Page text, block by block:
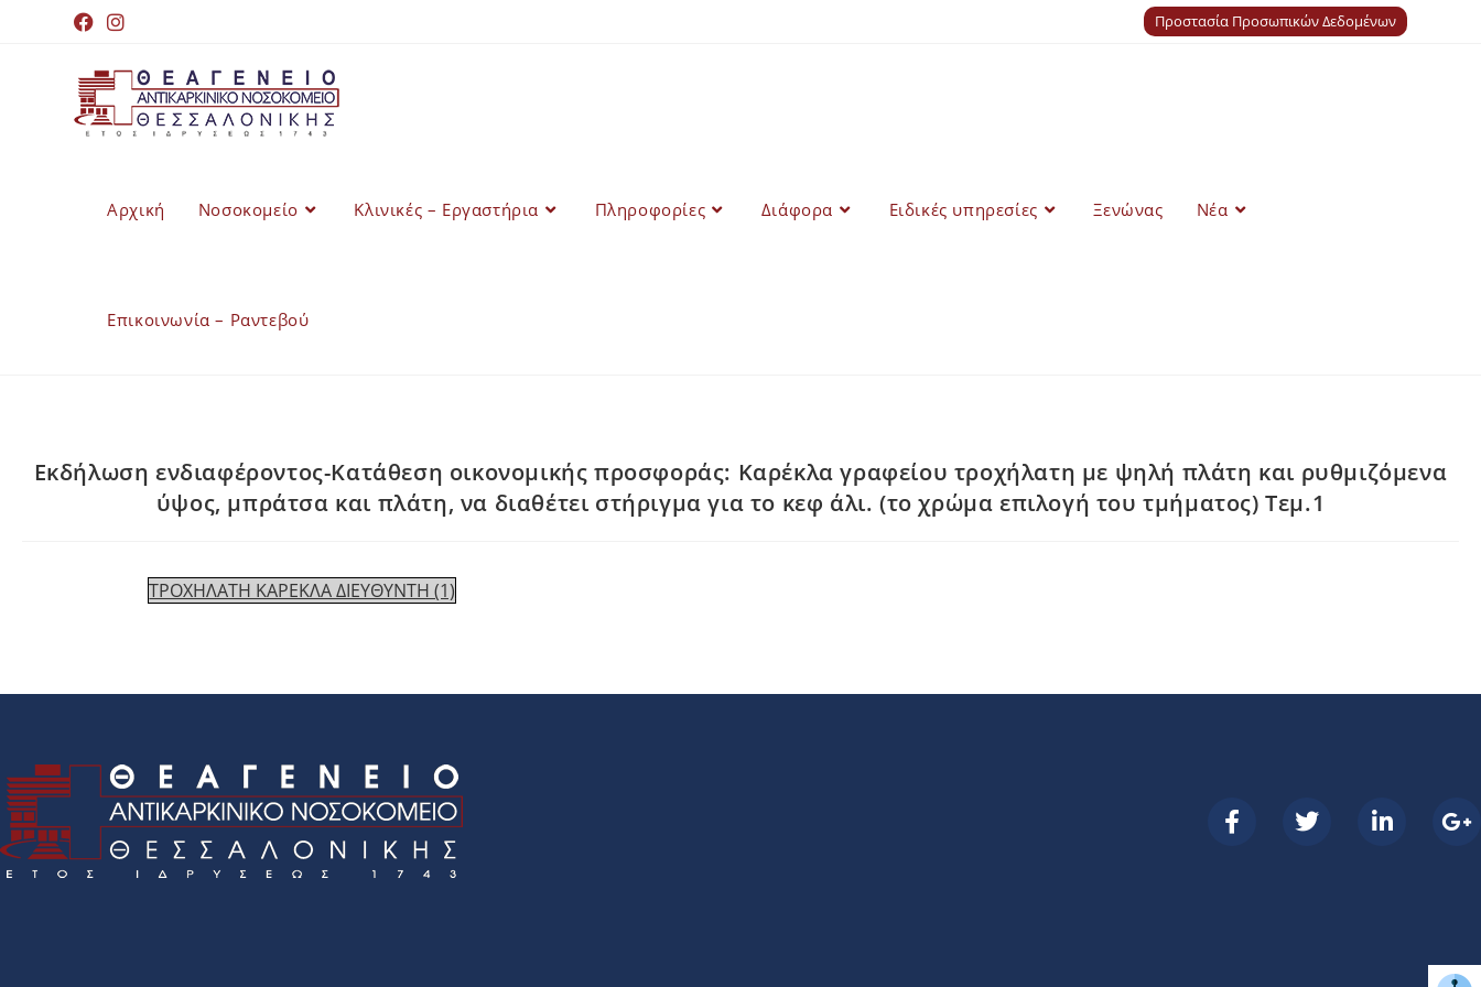
Προστασία Προσωπικών Δεδομένων
Αρχική Νοσοκομείο Κλινικές – Εργαστήρια Πληροφορίες Διάφορα Ειδικές υπηρεσίες Ξενώνας Νέα
Επικοινωνία – Ραντεβού
Εκδήλωση ενδιαφέροντος-Κατάθεση οικονομικής προσφοράς: Καρέκλα γραφείου τροχήλατη με ψηλή πλάτη και ρυθμιζόμενα
ύψος, μπράτσα και πλάτη, να διαθέτει στήριγμα για το κεφ άλι. (το χρώμα επιλογή του τμήματος) Τεμ.1
ΤΡΟΧΗΛΑΤΗ ΚΑΡΕΚΛΑ ΔΙΕΥΘΥΝΤΗ (1)